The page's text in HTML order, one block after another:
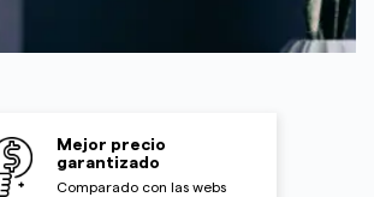
Mejor precio
garantizado
Comparado con las webs